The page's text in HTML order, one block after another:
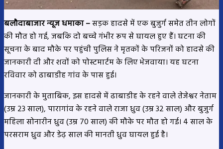
बलौदाबाजार न्यूज धमाका –सड़क हादसे में एक बुजुर्ग समेत तीन लोगों
की मौत हो गई, जबकि दो बच्चे गंभीर रूप से घायल हुए हैं। घटना की
सूचना के बाद मौके पर पहुंची पुलिस ने मृतकों के परिजनों को हादसे की
जानकारी दी और शवों को पोस्टमार्टम के लिए भेजवाया। यह घटना
रविवार को ढाबाडीह गांव के पास हुई।
जानकारी के मुताबिक, इस हादसे में ढाबाडीह के रहने वाले तेजेश्वर नेताम
(उम्र 23 साल), पारागांव के रहने वाले राजा ध्रुव (उम्र 32 साल) और बुजुर्ग
महिला सोनारीन ध्रुव (उम्र 70 साल) की मौके पर मौत हो गई। 4 साल के
परसराम ध्रुव और डेढ़ साल की मानती ध्रुव घायल हुई है।